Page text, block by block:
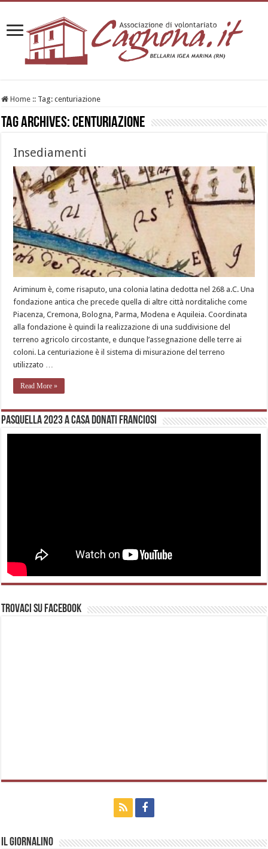
Home :: Tag:centuriazione
Tag Archives:centuriazione
Insediamenti
Ariminum è, come risaputo, una colonia latina dedotta nel 268 a.C. Una
fondazione antica che precede quella di altre città norditaliche come
Piacenza, Cremona, Bologna, Parma, Modena e Aquileia. Coordinata
alla fondazione è quindi la realizzazione di una suddivisione del
terreno agricolo circostante, e dunque l’assegnazione delle terre ai
coloni. La centuriazione è il sistema di misurazione del terreno
utilizzato …
Read More »
Pasquella 2023 a casa Donati Franciosi
Trovaci su Facebook
Il Giornalino